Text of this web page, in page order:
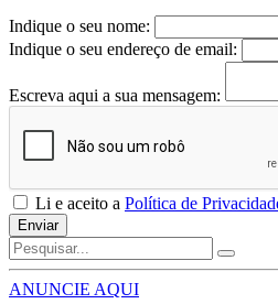
Indique o seu nome:
Indique o seu endereço de email:
Escreva aqui a sua mensagem:
Li e aceito a Política de
Enviar
ANUNCIE AQUI